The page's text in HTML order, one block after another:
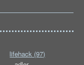
lifehack (97)